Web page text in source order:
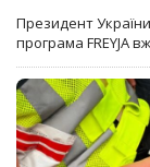
Президент
програма FREYJA